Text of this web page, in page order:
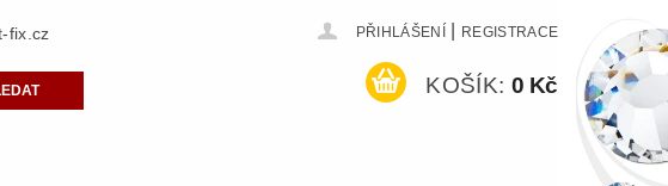
fix.cz PŘIHLÁŠENÍ REGISTRACE
KOŠÍK: 0 Kč